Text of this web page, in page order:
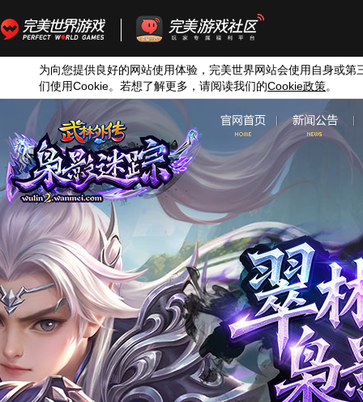
为向您提供良好的网站使用体验，完美世界网站会使用自身或第
们使用Cookie。若想了解更多，请阅读我们的Cookie政策。